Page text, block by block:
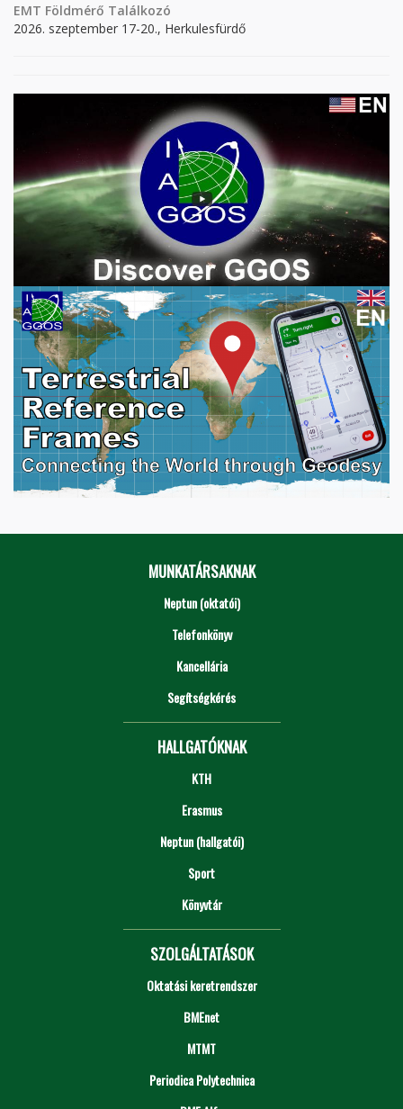
EMT Földmérő Találkozó
2026. szeptember 17-20., Herkulesfürdő
MUNKATÁRSAKNAK
Neptun (oktatói)
Telefonkönyv
Kancellária
Segítségkérés
HALLGATÓKNAK
KTH
Erasmus
Neptun (hallgatói)
Sport
Könyvtár
SZOLGÁLTATÁSOK
Oktatási keretrendszer
BMEnet
MTMT
Periodica Polytechnica